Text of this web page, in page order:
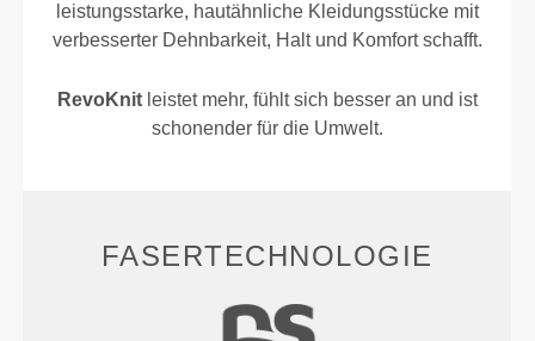
leistungsstarke, hautähnliche Kleidungsstücke mit
verbesserter Dehnbarkeit, Halt und Komfort schafft.
RevoKnitleistet mehr, fühlt sich besser an und ist
schonender für die Umwelt.
FASERTECHNOLOGIE